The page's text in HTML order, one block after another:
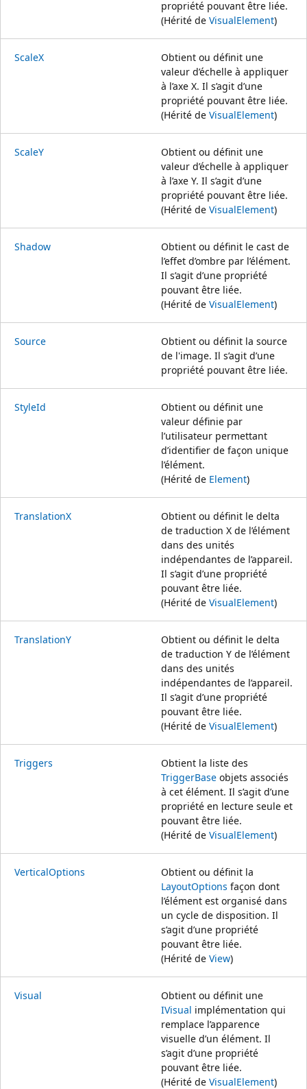
propriété pouvant être liée.
(Hérité de VisualElement)
ScaleX
Obtient ou définit une
valeur d’échelle à appliquer
à l’axe X. Il s’agit d’une
propriété pouvant être liée.
(Hérité de VisualElement)
ScaleY
Obtient ou définit une
valeur d’échelle à appliquer
à l’axe Y. Il s’agit d’une
propriété pouvant être liée.
(Hérité de VisualElement)
Shadow
Obtient ou définit le cast de
l’effet d’ombre par l’élément.
Il s’agit d’une propriété
pouvant être liée.
(Hérité de VisualElement)
Source
Obtient ou définit la source
de l'image. Il s’agit d’une
propriété pouvant être liée.
StyleId
Obtient ou définit une
valeur définie par
l’utilisateur permettant
d’identifier de façon unique
l’élément.
(Hérité de Element)
TranslationX
Obtient ou définit le delta
de traduction X de l’élément
dans des unités
indépendantes de l’appareil.
Il s’agit d’une propriété
pouvant être liée.
(Hérité de VisualElement)
TranslationY
Obtient ou définit le delta
de traduction Y de l’élément
dans des unités
indépendantes de l’appareil.
Il s’agit d’une propriété
pouvant être liée.
(Hérité de VisualElement)
Triggers
Obtient la liste des
TriggerBase objets associés
à cet élément. Il s’agit d’une
propriété en lecture seule et
pouvant être liée.
(Hérité de VisualElement)
VerticalOptions
Obtient ou définit la
LayoutOptions façon dont
l’élément est organisé dans
un cycle de disposition. Il
s’agit d’une propriété
pouvant être liée.
(Hérité de View)
Visual
Obtient ou définit une
IVisual implémentation qui
remplace l’apparence
visuelle d’un élément. Il
s’agit d’une propriété
pouvant être liée.
(Hérité de VisualElement)